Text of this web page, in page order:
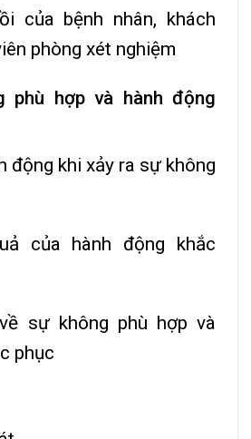
của bệnh nhân, khách
phòng xét nghiệm
phù hợp và hành động
động khi xảy ra sự không
của hành động khắc
sự không phù hợp và
phục